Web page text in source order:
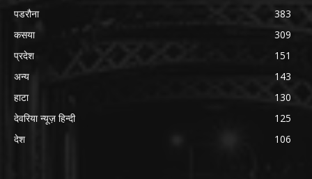
पडरौना
383
कसया
309
प्रदेश
151
अन्य
143
हाटा
130
देवरिया न्यूज़ हिन्दी
125
देश
106